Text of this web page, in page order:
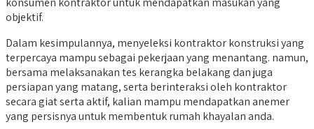
objektif.
Dalam kesimpulannya, menyeleksi kontraktor konstruksi yang
terpercaya mampu sebagai pekerjaan yang menantang. namun,
bersama melaksanakan tes kerangka belakang dan juga
persiapan yang matang, serta berinteraksi oleh kontraktor
secara giat serta aktif, kalian mampu mendapatkan anemer
yang persisnya untuk membentuk rumah khayalan anda.